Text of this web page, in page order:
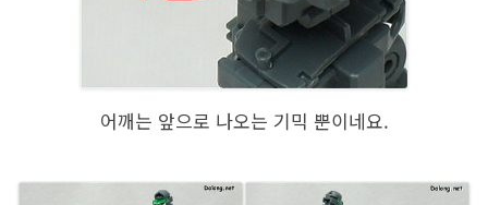
어깨는 앞으로 나오는 기믹 뿐이네요.